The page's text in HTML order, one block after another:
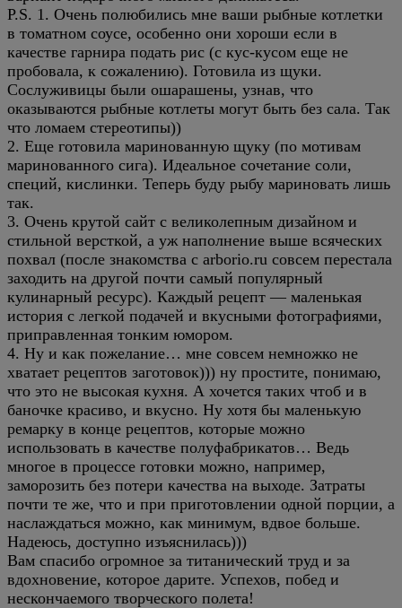
P.S. 1. Очень полюбились мне ваши рыбные котлетки
в томатном соусе, особенно они хороши если в
качестве гарнира подать рис (с кус-кусом еще не
пробовала, к сожалению). Готовила из щуки.
Сослуживицы были ошарашены, узнав, что
оказываются рыбные котлеты могут быть без сала. Так
что ломаем стереотипы))
2. Еще готовила маринованную щуку (по мотивам
маринованного сига). Идеальное сочетание соли,
специй, кислинки. Теперь буду рыбу мариновать лишь
так.
3. Очень крутой сайт с великолепным дизайном и
стильной версткой, а уж наполнение выше всяческих
похвал (после знакомства с arborio.ru совсем перестала
заходить на другой почти самый популярный
кулинарный ресурс). Каждый рецепт — маленькая
история с легкой подачей и вкусными фотографиями,
приправленная тонким юмором.
4. Ну и как пожелание… мне совсем немножко не
хватает рецептов заготовок))) ну простите, понимаю,
что это не высокая кухня. А хочется таких чтоб и в
баночке красиво, и вкусно. Ну хотя бы маленькую
ремарку в конце рецептов, которые можно
использовать в качестве полуфабрикатов… Ведь
многое в процессе готовки можно, например,
заморозить без потери качества на выходе. Затраты
почти те же, что и при приготовлении одной порции, а
наслаждаться можно, как минимум, вдвое больше.
Надеюсь, доступно изъяснилась)))
Вам спасибо огромное за титанический труд и за
вдохновение, которое дарите. Успехов, побед и
нескончаемого творческого полета!